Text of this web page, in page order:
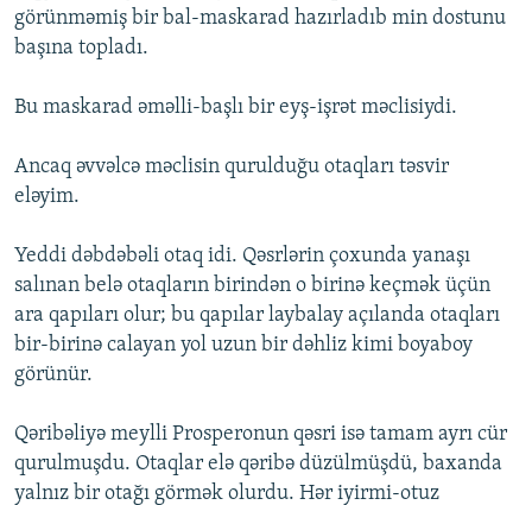
görünməmiş bir bal-maskarad hazırladıb min dostunu
başına topladı.
Bu maskarad əməlli-başlı bir eyş-işrət məclisiydi.
Ancaq əvvəlcə məclisin qurulduğu otaqları təsvir
eləyim.
Yeddi dəbdəbəli otaq idi. Qəsrlərin çoxunda yanaşı
salınan belə otaqların birindən o birinə keçmək üçün
ara qapıları olur; bu qapılar laybalay açılanda otaqları
bir-birinə calayan yol uzun bir dəhliz kimi boyaboy
görünür.
Qəribəliyə meylli Prosperonun qəsri isə tamam ayrı cür
qurulmuşdu. Otaqlar elə qəribə düzülmüşdü, baxanda
yalnız bir otağı görmək olurdu. Hər iyirmi-otuz